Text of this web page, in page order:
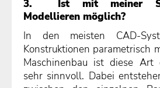
3. Ist mit meiner
Modellieren möglich?
In den meisten CAD-
Konstruktionen parametrisch
Maschinenbau ist diese Art
sehr sinnvoll. Dabei